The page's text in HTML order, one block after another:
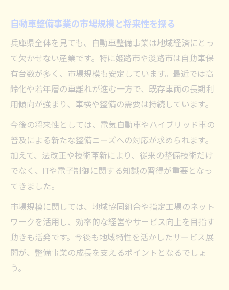
自動車整備事業の市場規模と将来性を探る
兵庫県全体を見ても、自動車整備事業は地域経済にとっ
て欠かせない産業です。特に姫路市や淡路市は自動車保
有台数が多く、市場規模も安定しています。最近では高
齢化や若年層の車離れが進む一方で、既存車両の長期利
用傾向が強まり、車検や整備の需要は持続しています。
今後の将来性としては、電気自動車やハイブリッド車の
普及による新たな整備ニーズへの対応が求められます。
加えて、法改正や技術革新により、従来の整備技術だけ
でなく、ITや電子制御に関する知識の習得が重要となっ
てきました。
市場規模に関しては、地域協同組合や指定工場のネット
ワークを活用し、効率的な経営やサービス向上を目指す
動きも活発です。今後も地域特性を活かしたサービス展
開が、整備事業の成長を支えるポイントとなるでしょ
う。